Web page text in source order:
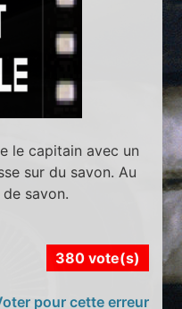
le capitain avec un
sur du savon. Au
savon.
380 vote(s)
pour cette erreur